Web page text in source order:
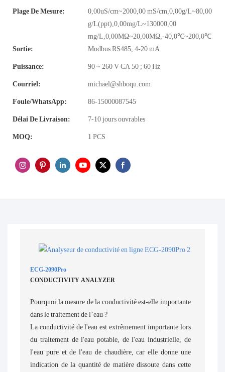
Plage De Mesure:
0,00uS/cm~2000,00 mS/cm,0,00g/L~80,00
g/L(ppt),0,00mg/L~130000,00
mg/L,0,00MΩ~20,00MΩ,-40,0℃~200,0℃
Sortie:
Modbus RS485, 4-20 mA
Puissance: 90 ~ 260 V CA 50 ; 60 Hz
Courriel: michael@shboqu.com
Foule/WhatsApp: 86-15000087545
Délai De Livraison: 7-10 jours ouvrables
MOQ: 1 PCS
ECG-2090Pro
CONDUCTIVITY ANALYZER
Pourquoi la mesure de la conductivité est-elle importante
dans le traitement de l’eau ?
La conductivité de l'eau est extrêmement importante lors
du traitement de l'eau potable, de l'eau industrielle, de
l'eau pure et de l'eau de chaudière, car elle donne une
indication de la quantité de matière dissoute dans cette